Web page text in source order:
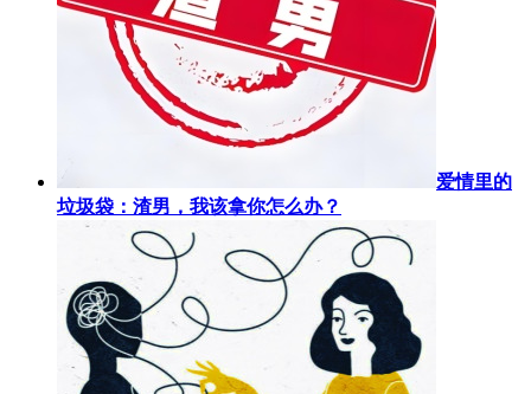
爱情里的
垃圾袋：渣男，我该拿你怎么办？